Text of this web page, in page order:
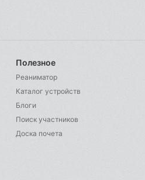
Полезное
Реаниматор
Каталог устройств
Блоги
Поиск участников
Доска почета